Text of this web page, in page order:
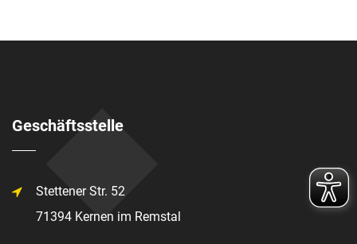
Geschäftsstelle
Stettener Str. 52
71394 Kernen im Remstal